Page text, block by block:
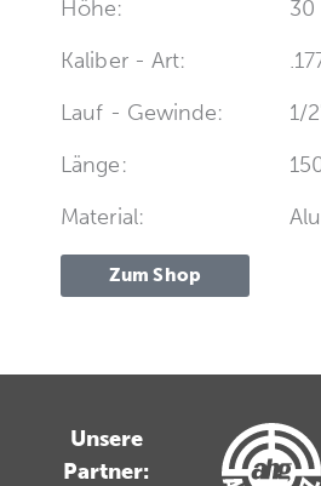
Höhe:
30
Kaliber - Art:
Lauf - Gewinde:
1/
Länge:
Material:
Zum Shop
Unsere
Partner: